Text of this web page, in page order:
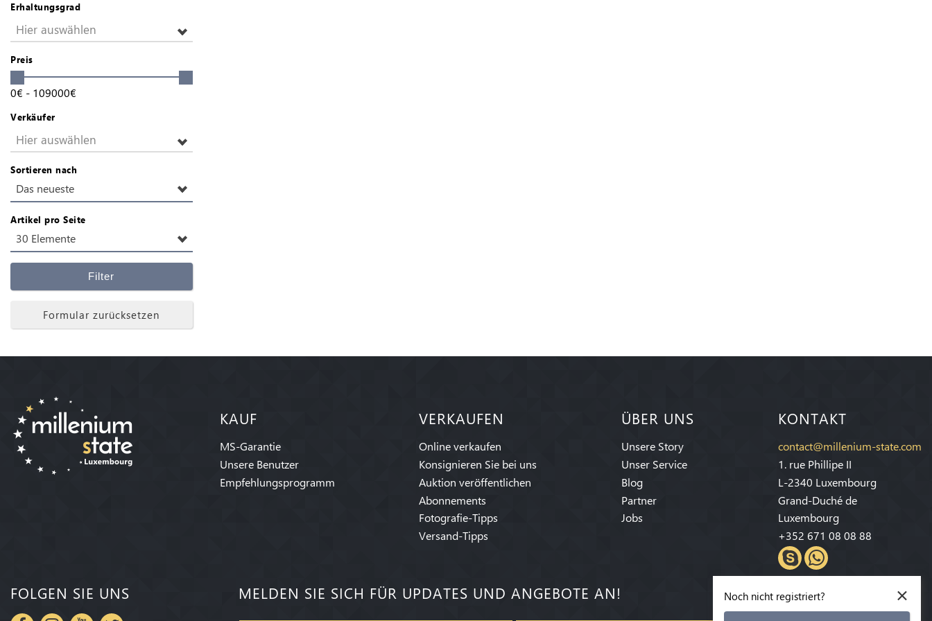
Erhaltungsgrad
Hier auswählen
Preis
0€ - 109000€
Verkäufer
Hier auswählen
Sortieren nach
Das neueste
Artikel pro Seite
30 Elemente
Filter
Formular zurücksetzen
KAUF
MS-Garantie
Unsere Benutzer
Empfehlungsprogramm
VERKAUFEN
Online verkaufen
Konsignieren Sie bei uns
Auktion veröffentlichen
Abonnements
Fotografie-Tipps
Versand-Tipps
ÜBER UNS
Unsere Story
Unser Service
Blog
Partner
Jobs
KONTAKT
contact@millenium-state.com
1. rue Phillipe II
L-2340 Luxembourg
Grand-Duché de
Luxembourg
+352 671 08 08 88
FOLGEN SIE UNS MELDEN SIE SICH FÜR UPDATES UND ANGEBOTE AN! ×
Noch nicht registriert?